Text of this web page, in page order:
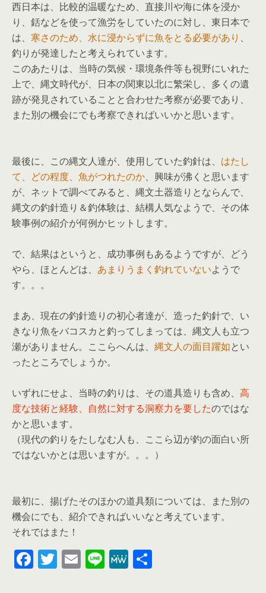
西日本は、比較的温暖なため、直接川や海に体を浸か
り、銛などを使って漁労をしていたのに対し、東日本で
は、 寒さのため、水に浸からずに魚をとる必要があり 、
釣りが発達したと考えられています。
このあたりは、当時の気候・環境条件等も視野にいれた
上で、縄文時代が、日本の関東以北に繁栄し、多くの遺
跡が発見されていることと合わせた考察が必要であり、
また別の機会にでも考察できればいいかと思います。
最後に、この縄文人達が、使用していた釣針は、 はたし
て、どの程度、魚がつれたのか、興味が沸くと思います
が、ネットで調べてみると、縄文土器造りとならんで、
縄文の釣針造り＆釣体験は、結構人気なようで、その体
験事例の紹介が何例かヒットします。
で、結果はというと、成功事例もあるようですが、どう
やら、ほとんどは、 あまりうまく釣れていないようで
す。。。
まあ、現在の釣針造りの初心者達が、造った釣針で、い
きなり魚をバコスカと釣ってしまっては、縄文人も立つ
瀬がありません。ここらへんは、 縄文人の面目躍如とい
ったところでしょうか。
いずれにせよ、当時の釣りは、その道具造りも含め、 高
度な技術と経験、自然に対する洞察力を要したのではな
かと思います。
（現代の釣りをたしなむ人も、ここら辺が釣の面白い所
ではないかとは思いますが。。。）
最初に、揚げたそのほかの道具類については、また別の
機会にでも、紹介できればいいなと考えています。
それではまた！
F
a
T
wi
E
m
Li
n
M
e